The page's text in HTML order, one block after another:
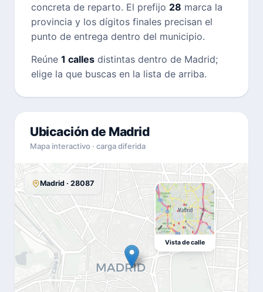
concreta de reparto. El prefijo 28 marca la
provincia y los dígitos finales precisan el
punto de entrega dentro del municipio.
Reúne 1 calles distintas dentro de Madrid;
elige la que buscas en la lista de arriba.
Ubicación de Madrid
Mapa interactivo · carga diferida
Madrid · 28087
Vista de calle